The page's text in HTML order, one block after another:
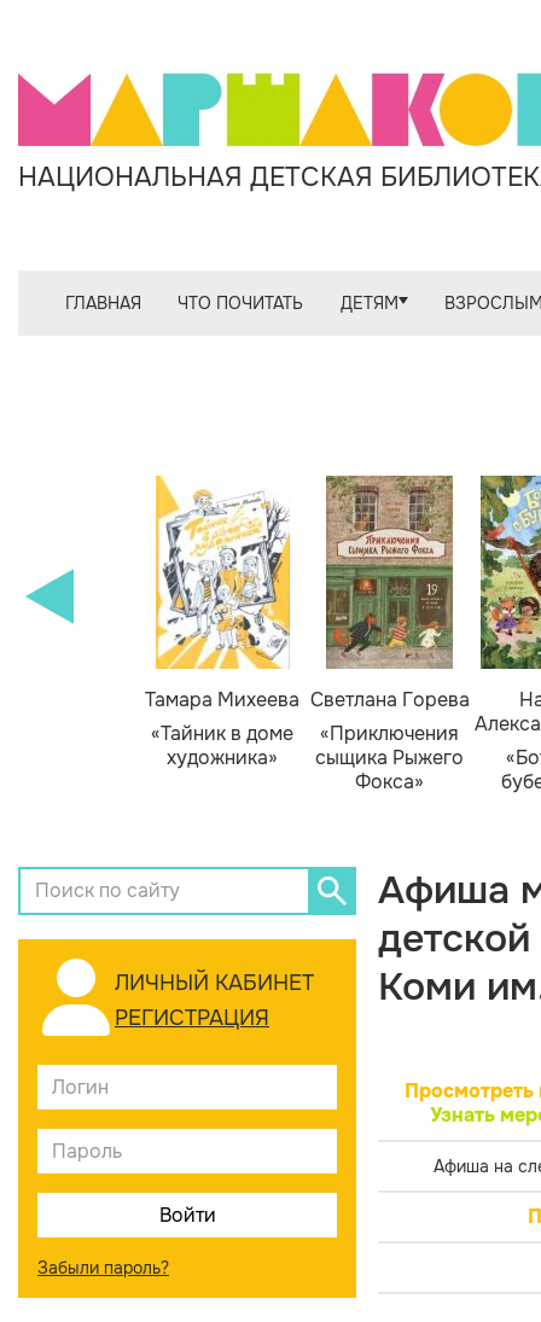
НАЦИОНАЛЬНАЯ ДЕТСКАЯ
ГЛАВНАЯ ЧТО ПОЧИТАТЬ ДЕТЯМ
Тамара Михеева
«Тайник в доме
художника»
Светлана Горева
«Приключения
сыщика Рыжего
Фокса»
ЛИЧНЫЙ КАБИНЕТ
РЕГИСТРАЦИЯ
Забыли пароль?
Афиша
Коми
Просмотреть
Узнать
Афиша на